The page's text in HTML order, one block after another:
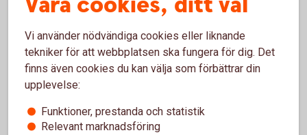
Anslut ditt kort genom att scanna kortet i Samsung
För att använda Samsung Pay behöver du välja en
verifieringsmetod. Du kan verifiera dig med iris,
fingeravtryck eller en kod kopplad till Samsung Pay.
Vi använder nödvändiga cookies eller liknande
tekniker för att webbplatsen ska fungera för dig. Det
finns även cookies du kan välja som förbättrar din
upplevelse:
Funktioner, prestanda och statistik
Relevant marknadsföring